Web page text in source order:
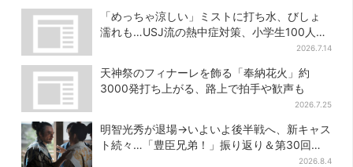
間限定でお得に
戸・宝塚・京都各線に添乗
「めっちゃ涼しい」ミストに打ち水、びしょ
濡れも…USJ流の熱中症対策、小学生100人が
2026.7.14
天神祭のフィナーレを飾る「奉納花火」約
3000発打ち上がる、路上で拍手や歓声も
2026.7.25
明智光秀が退場→いよいよ後半戦へ、新キャス
ト続々…「豊臣兄弟！」振り返り＆第30回あ
2026.8.4